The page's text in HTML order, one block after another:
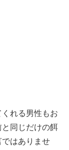
れる男性もお
同じだけの餌
はありませ